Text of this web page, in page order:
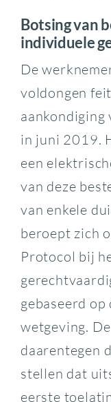
Botsing van
individuele
De
voldongen
in juni 2019.
een
van deze
van enkele
beroept zich
Protocol bij
gebaseerd
wetgeving.
daarentegen
stellen dat
eerste